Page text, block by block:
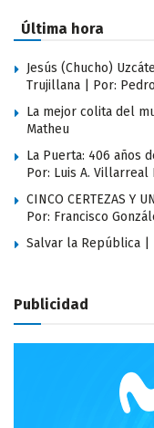
Última hora
Jesús (Chucho)
Trujillana | Por:
La mejor colita del
Matheu
La Puerta: 406 años
Por: Luis A. Villarreal
CINCO CERTEZAS Y
Por: Francisco
Salvar la República |
Publicidad